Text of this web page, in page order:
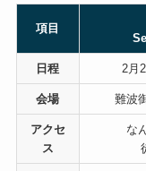
項目
日程 2月
会場 難波
アクセ
ス
な